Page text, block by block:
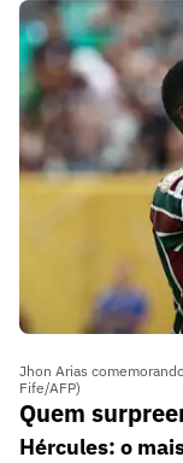
Jhon Arias
Fife/AFP)
Quem
Hércules: o